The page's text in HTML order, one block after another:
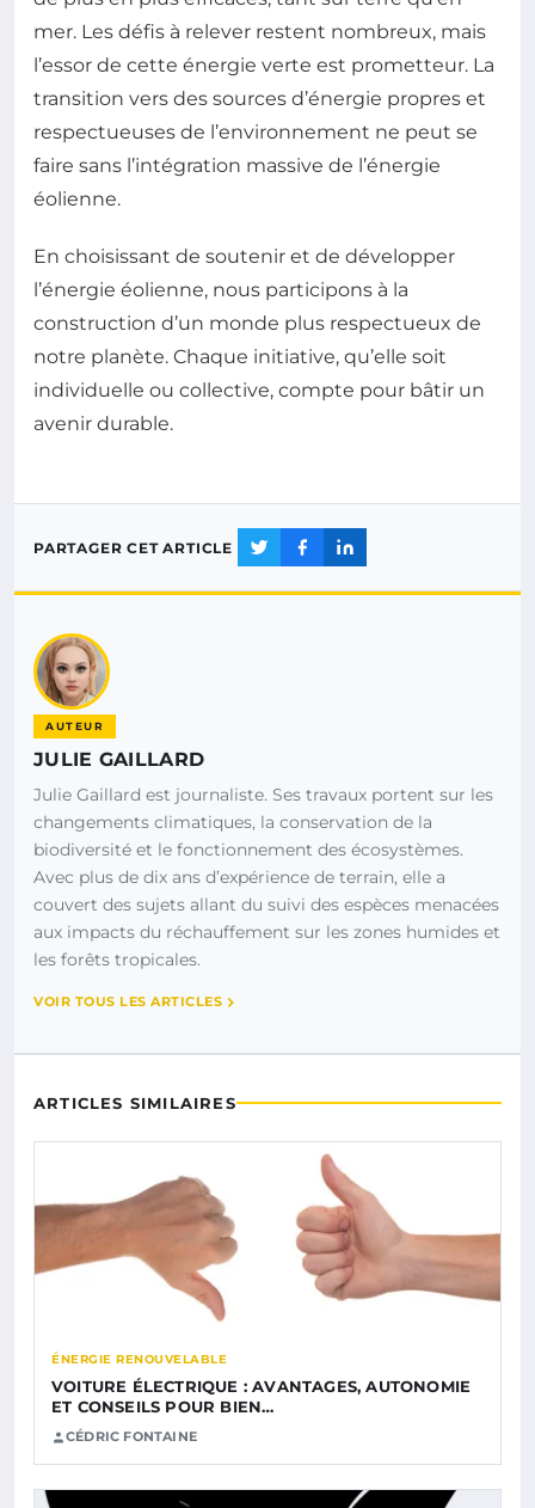
mer. Les défis à relever restent nombreux, mais
l’essor de cette énergie verte est prometteur. La
transition vers des sources d’énergie propres et
respectueuses de l’environnement ne peut se
faire sans l’intégration massive de l’énergie
éolienne.
En choisissant de soutenir et de développer
l’énergie éolienne, nous participons à la
construction d’un monde plus respectueux de
notre planète. Chaque initiative, qu’elle soit
individuelle ou collective, compte pour bâtir un
avenir durable.
PARTAGER CET ARTICLE
AUTEUR
JULIE GAILLARD
Julie Gaillard est journaliste. Ses travaux portent sur les
changements climatiques, la conservation de la
biodiversité et le fonctionnement des écosystèmes.
Avec plus de dix ans d’expérience de terrain, elle a
couvert des sujets allant du suivi des espèces menacées
aux impacts du réchauffement sur les zones humides et
les forêts tropicales.
VOIR TOUS LES ARTICLES
ARTICLES SIMILAIRES
ÉNERGIE RENOUVELABLE
VOITURE ÉLECTRIQUE : AVANTAGES, AUTONOMIE
ET CONSEILS POUR BIEN…
CÉDRIC FONTAINE